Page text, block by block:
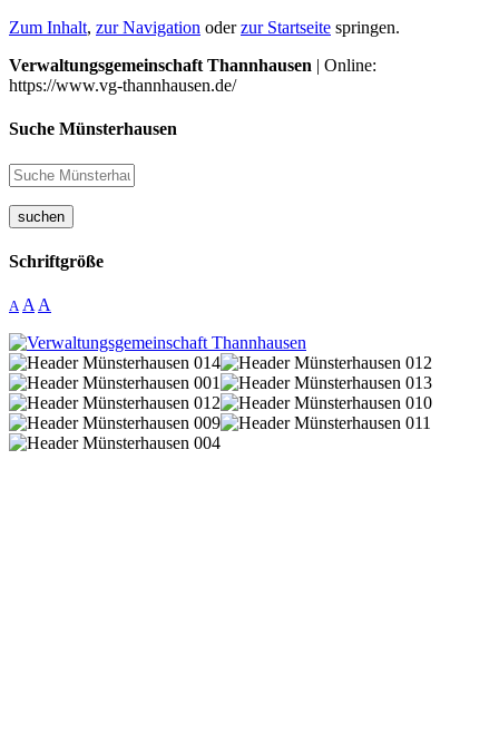
Zum Inhalt, zur Navigation oderzur Startseite springen.
Verwaltungsgemeinschaft Thannhausen | Online:
https://www.vg-thannhausen.de/
Suche Münsterhausen
suchen
Schriftgröße
A A A